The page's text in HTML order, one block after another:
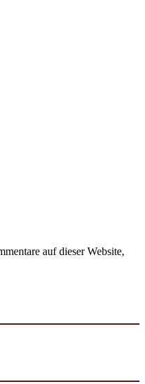
auf dieser Website,